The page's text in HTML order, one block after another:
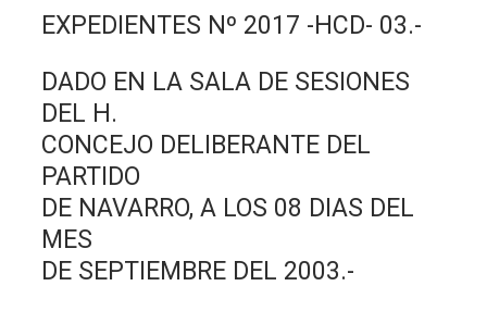
EXPEDIENTES Nº 2017 -HCD- 03.-
DADO EN LA SALA DE SESIONES
DEL H.
CONCEJO DELIBERANTE DEL
PARTIDO
DE NAVARRO, A LOS 08 DIAS DEL
MES
DE SEPTIEMBRE DEL 2003.-